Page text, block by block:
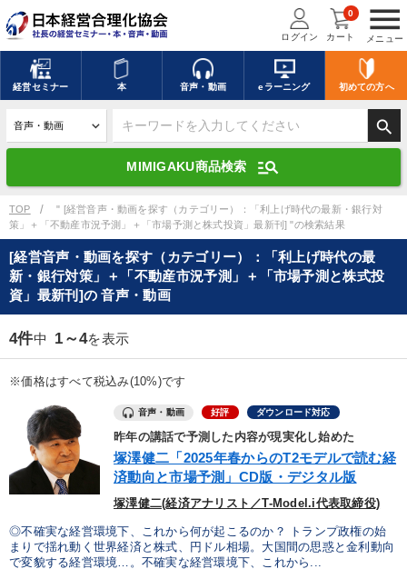
menu
メニュー
ログイン カート
0
経営セミナー 本 音声・動画 eラーニング 初めての方へ
search
MIMIGAKU商品検索 manage_search
キーワードを入力して探す
デジタル版対応のみ検索結果に表示する
search 上記の条件で検索
mic 講演収録物を探す refresh 更新する
優秀各社の智恵と戦略 事業家のロマンと経営
若手異才経営者の発想 専門家のアドバイス
リーダーの器量を学ぶ
テーマ
TOP
" [経営音声・動画を探す（カテゴリー）：「利上げ時代の最新・銀行対
策」＋「不動産市況予測」＋「市場予測と株式投資」最新刊] "の検索結果
[経営音声・動画を探す（カテゴリー）：「利上げ時代の最
新・銀行対策」＋「不動産市況予測」＋「市場予測と株式投
資」最新刊]の 音声・動画
4件中 1～4を表示
※価格はすべて税込み(10%)です
音声・動画 好評 ダウンロード対応
昨年の講話で予測した内容が現実化し始めた
塚澤健二「2025年春からのT2モデルで読む経
済動向と市場予測」CD版・デジタル版
塚澤健二(経済アナリスト／T-Model.i代表取締役)
◎不確実な経営環境下、これから何が起こるのか？ トランプ政権の始
まりで揺れ動く世界経済と株式、円ドル相場。大国間の思惑と金利動向
で変貌する経営環境…。不確実な経営環境下、これから...